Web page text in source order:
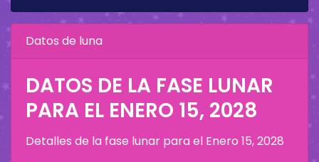
Datos de luna
DATOS DE LA FASE LUNAR
PARA EL ENERO 15, 2028
Detalles de la fase lunar para el Enero 15, 2028